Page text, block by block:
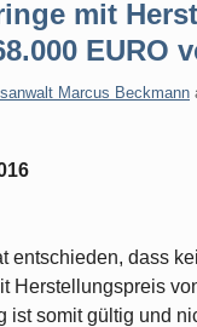
mit
EURO
Marcus Beckmann
entschieden, dass
Herstellungspreis
ist somit gültig und